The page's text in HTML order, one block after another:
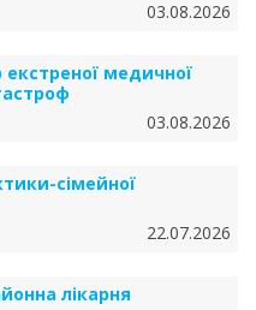
03.08.2026
медичної
03.08.2026
сімейної
22.07.2026
лікарня